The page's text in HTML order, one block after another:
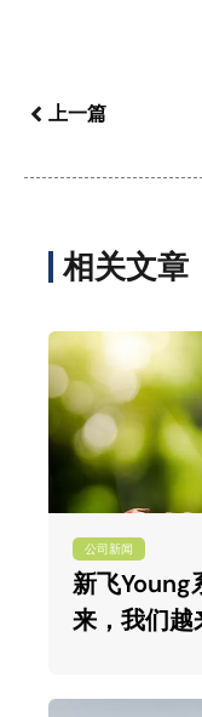
上一篇
相关文章
公司新闻
新飞
来，我们越